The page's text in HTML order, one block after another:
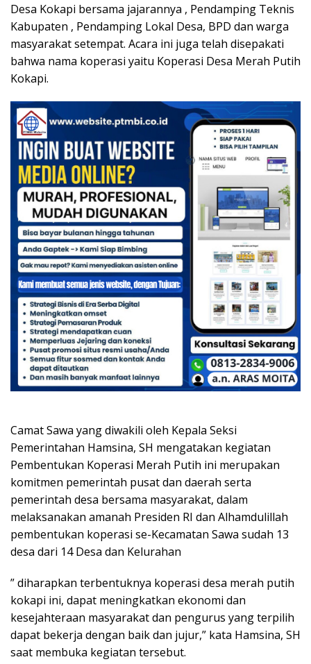
Desa Kokapi bersama jajarannya , Pendamping Teknis
Kabupaten , Pendamping Lokal Desa, BPD dan warga
masyarakat setempat. Acara ini juga telah disepakati
bahwa nama koperasi yaitu Koperasi Desa Merah Putih
Kokapi.
Camat Sawa yang diwakili oleh Kepala Seksi
Pemerintahan Hamsina, SH mengatakan kegiatan
Pembentukan Koperasi Merah Putih ini merupakan
komitmen pemerintah pusat dan daerah serta
pemerintah desa bersama masyarakat, dalam
melaksanakan amanah Presiden RI dan Alhamdulillah
pembentukan koperasi se-Kecamatan Sawa sudah 13
desa dari 14 Desa dan Kelurahan
” diharapkan terbentuknya koperasi desa merah putih
kokapi ini, dapat meningkatkan ekonomi dan
kesejahteraan masyarakat dan pengurus yang terpilih
dapat bekerja dengan baik dan jujur,” kata Hamsina, SH
saat membuka kegiatan tersebut.